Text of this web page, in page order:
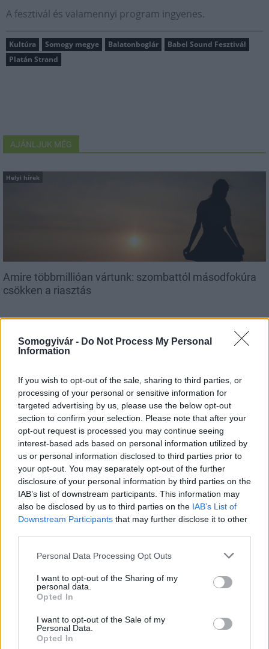
Somogyivár - Do Not Process My Personal
Information
If you wish to opt-out of the sale, sharing to third parties, or
processing of your personal or sensitive information for
targeted advertising by us, please use the below opt-out
section to confirm your selection. Please note that after your
opt-out request is processed you may continue seeing
interest-based ads based on personal information utilized by
us or personal information disclosed to third parties prior to
your opt-out. You may separately opt-out of the further
disclosure of your personal information by third parties on the
IAB’s list of downstream participants. This information may
also be disclosed by us to third parties on the IAB’s List of
Downstream Participants that may further disclose it to other
Please note that this website/app uses one or more Google
not limited to your visit or usage behaviour. You may click to
grant or deny consent to Google and its third-party tags to
use your data for below specified purposes in below Google
consent section.
Personal Data Processing Opt Outs
I want to opt-out of the Sharing of my
personal data.
Opted In
I want to opt-out of the Sale of my
Personal Data.
Opted In
A fesztivál és valamennyi program ingyenes.
Kultúra Somogy megye Balatonboglár
Babel Sound Fesztivál
Platán Strand
AJÁNLJUK MÉG
Helyi hírek
Amire többmillióan vártunk: szombattól másodfokúra
csökken a riasztás
Kevesebb fényt!
Kecskeméten is szakirányú továbbképzésekkel erősít a